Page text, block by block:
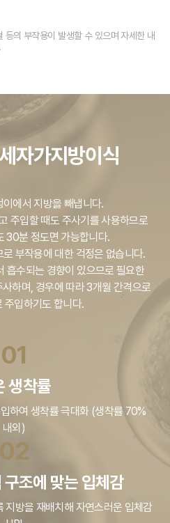
의 부작용이 발생할 수 있으며 자세한 내
자가지방이식
에서 지방을 빼냅니다.
주입할 때도 주사기를 사용하므로
30분 정도면 가능합니다.
부작용에 대한 걱정은 없습니다.
흡수되는 경향이 있으므로 필요한
하며, 경우에 따라 3개월 간격으로
입하기도 합니다.
01
생착률
하여 생착률 극대화 (생착률 70%
내외)
02
조에 맞는 입체감
지방을 재배치해 자연스러운 입체감